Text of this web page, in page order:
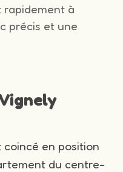
à
précis et une
coincé en position
du centre-